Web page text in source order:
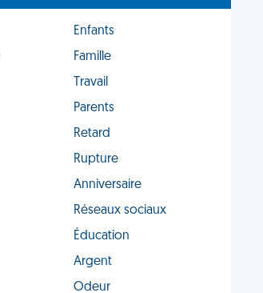
Enfants
Famille
Travail
Parents
Retard
Rupture
Anniversaire
Réseaux sociaux
Éducation
Argent
Odeur